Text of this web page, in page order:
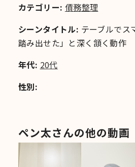
カテゴリー: 債務整理
シーンタイトル: テーブルでス
踏み出せた」と深く頷く動作
年代: 20代
性別:
ペン太さんの他の動画